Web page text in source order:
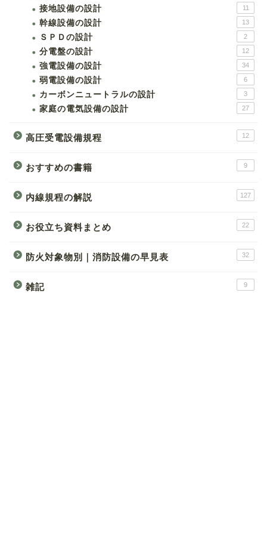
接地設備の設計 11
幹線設備の設計 13
ＳＰＤの設計 2
分電盤の設計 12
強電設備の設計 34
弱電設備の設計 6
カーボンニュートラルの設計 3
家庭の電気設備の設計 27
高圧受電設備規程 12
おすすめの書籍 9
内線規程の解説 127
お役立ち資料まとめ 22
防火対象物別｜消防設備の早見表 32
雑記 9